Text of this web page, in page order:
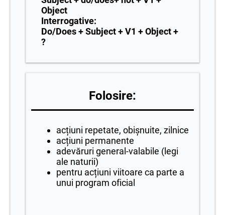
Object
Interrogative:
Do/Does + Subject + V1 + Object +
?
Folosire:
acțiuni repetate, obișnuite, zilnice
acțiuni permanente
adevăruri general-valabile (legi
ale naturii)
pentru acțiuni viitoare ca parte a
unui program oficial